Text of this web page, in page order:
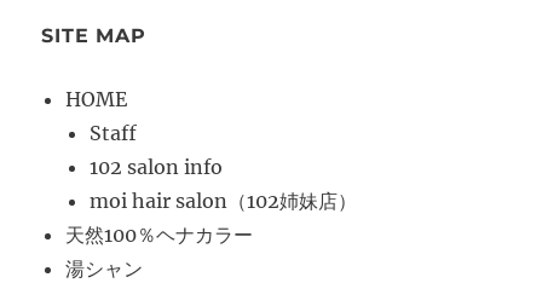
SITE MAP
HOME
Staff
102 salon info
moi hair salon（102姉妹店）
天然100％ヘナカラー
湯シャン